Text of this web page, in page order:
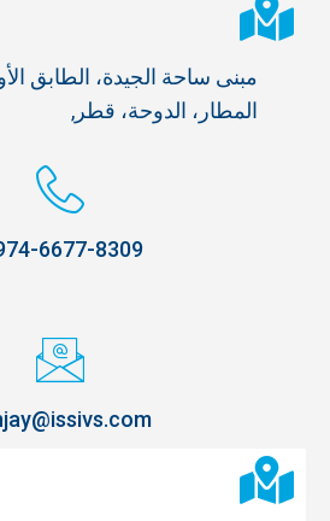
مبنى ساحة الجيدة، الطابق
المطار، الدوحة، قطر,
6677-8309 +